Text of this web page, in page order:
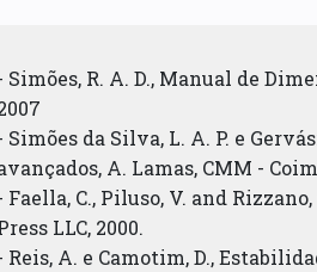
Simões, R. A. D., Manual de
Simões da Silva, L. A. P. e
A. Lamas, CMM -
Faella, C., Piluso, V. and
LLC, 2000.
Reis, A. e Camotim, D.,